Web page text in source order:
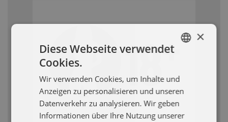
ENGLISH
×
Diese Webseite verwendet
Cookies.
Wir verwenden Cookies, um Inhalte und
Anzeigen zu personalisieren und unseren
Datenverkehr zu analysieren. Wir geben
Informationen über Ihre Nutzung unserer